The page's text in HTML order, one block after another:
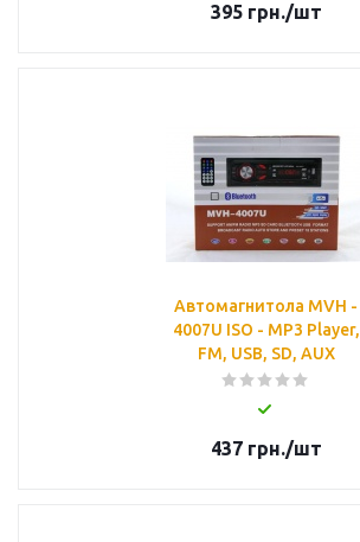
395грн./шт
Автомагнитола MVH -
4007U ISO - MP3 Player,
FM, USB, SD, AUX
437грн./шт